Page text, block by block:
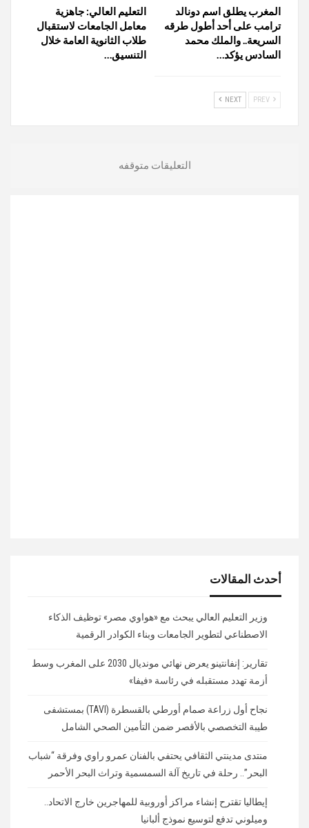
المغرب يطلق اسم دونالد
ترامب على أحد أطول طرقه
السريعة.. والملك محمد
السادس يؤكد…
التعليم العالي: جاهزية
معامل الجامعات لاستقبال
طلاب الثانوية العامة خلال
التنسيق…
NEXT
التعليقات متوقفه
أحدث المقالات
وزير التعليم العالي يبحث مع «هواوي مصر» توظيف الذكاء
الاصطناعي لتطوير الجامعات وبناء الكوادر الرقمية
تقارير: إنفانتينو يعرض نهائي مونديال 2030 على المغرب وسط
أزمة تهدد مستقبله في رئاسة «فيفا»
نجاح أول زراعة صمام أورطي بالقسطرة (TAVI) بمستشفى
طيبة التخصصي بالأقصر ضمن التأمين الصحي الشامل
منتدى مدينتي الثقافي يحتفي بالفنان عمرو راوي وفرقة “شباب
البحر”.. رحلة في تاريخ آلة السمسمية وتراث البحر الأحمر
إيطاليا تقترح إنشاء مراكز أوروبية للمهاجرين خارج الاتحاد..
وميلوني تدفع لتوسيع نموذج ألبانيا